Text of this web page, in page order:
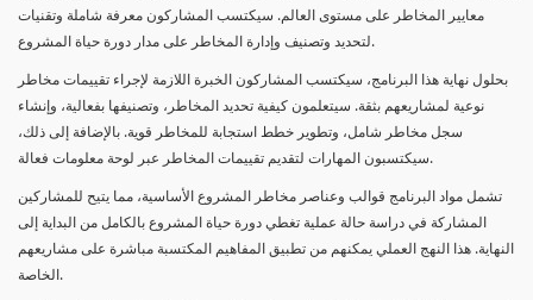
معايير المخاطر على مستوى العالم. سيكتسب المشاركون معرفة شاملة وتقنيات
لتحديد وتصنيف وإدارة المخاطر على مدار دورة حياة المشروع.
بحلول نهاية هذا البرنامج، سيكتسب المشاركون الخبرة اللازمة لإجراء تقييمات مخاطر
نوعية لمشاريعهم بثقة. سيتعلمون كيفية تحديد المخاطر، وتصنيفها بفعالية، وإنشاء
سجل مخاطر شامل، وتطوير خطط استجابة للمخاطر قوية. بالإضافة إلى ذلك،
سيكتسبون المهارات لتقديم تقييمات المخاطر عبر لوحة معلومات فعالة.
تشمل مواد البرنامج قوالب وعناصر مخاطر المشروع الأساسية، مما يتيح للمشاركين
المشاركة في دراسة حالة عملية تغطي دورة حياة المشروع بالكامل من البداية إلى
النهاية. هذا النهج العملي يمكنهم من تطبيق المفاهيم المكتسبة مباشرة على مشاريعهم
الخاصة.